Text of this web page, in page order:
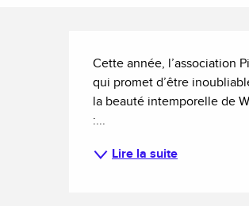
Cette année, l’association
qui promet d’être
la beauté intemporelle de
:...
Lire la suite